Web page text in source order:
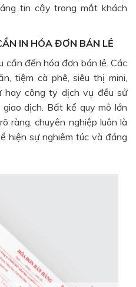
tin cậy trong mắt khách
IN HÓA ĐƠN BÁN LẺ
cần đến hóa đơn bán lẻ. Các
tiệm cà phê, siêu thị mini,
hay công ty dịch vụ đều sử
dịch. Bất kể quy mô lớn
ràng, chuyên nghiệp luôn là
hiện sự nghiêm túc và đáng